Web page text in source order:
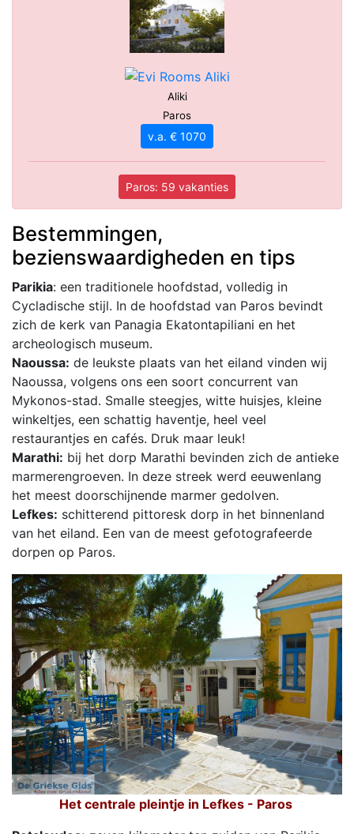
Aliki
Paros
v.a. € 1070
Paros: 59 vakanties
Bestemmingen,
bezienswaardigheden en tips
Parikia: een traditionele hoofdstad, volledig in
Cycladische stijl. In de hoofdstad van Paros bevindt
zich de kerk van Panagia Ekatontapiliani en het
archeologisch museum.
Naoussa: de leukste plaats van het eiland vinden wij
Naoussa, volgens ons een soort concurrent van
Mykonos-stad. Smalle steegjes, witte huisjes, kleine
winkeltjes, een schattig haventje, heel veel
restaurantjes en cafés. Druk maar leuk!
Marathi: bij het dorp Marathi bevinden zich de antieke
marmerengroeven. In deze streek werd eeuwenlang
het meest doorschijnende marmer gedolven.
Lefkes: schitterend pittoresk dorp in het binnenland
van het eiland. Een van de meest gefotografeerde
dorpen op Paros.
Het centrale pleintje in Lefkes - Paros